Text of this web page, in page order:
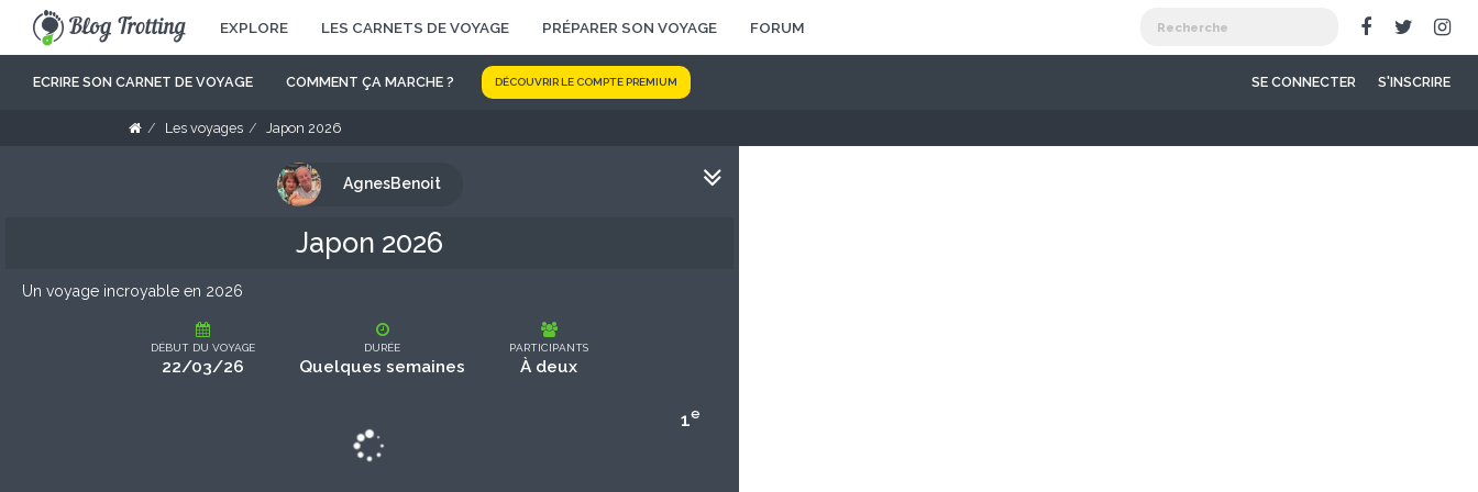
EXPLORE LES CARNETS DE VOYAGE PRÉPARER SON VOYAGE FORUM
ECRIRE SON CARNET DE VOYAGE COMMENT ÇA MARCHE ? DÉCOUVRIR LE COMPTE PREMIUM SE CONNECTER S'INSCRIRE
Les voyages Japon 2026
AgnesBenoit
Japon 2026
Un voyage incroyable en 2026
DÉBUT DU VOYAGE
22/03/26
DURÉE
Quelques semaines
PARTICIPANTS
À deux
1e